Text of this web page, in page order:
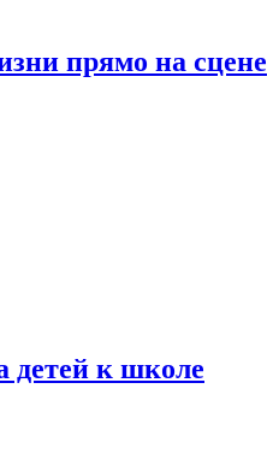
прямо на сцене
детей к школе